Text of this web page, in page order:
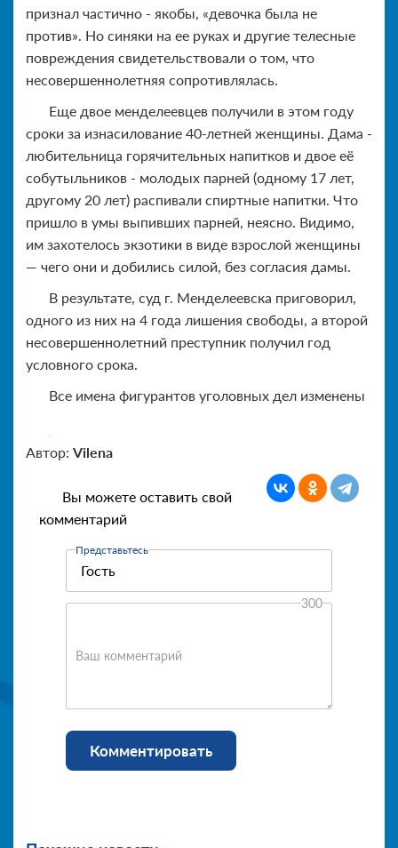
признал частично - якобы, «девочка была не
против». Но синяки на ее руках и другие телесные
повреждения свидетельствовали о том, что
несовершеннолетняя сопротивлялась.
Еще двое менделеевцев получили в этом году
сроки за изнасилование 40-летней женщины. Дама -
любительница горячительных напитков и двое её
собутыльников - молодых парней (одному 17 лет,
другому 20 лет) распивали спиртные напитки. Что
пришло в умы выпивших парней, неясно. Видимо,
им захотелось экзотики в виде взрослой женщины
— чего они и добились силой, без согласия дамы.
В результате, суд г. Менделеевска приговорил,
одного из них на 4 года лишения свободы, а второй
несовершеннолетний преступник получил год
условного срока.
Все имена фигурантов уголовных дел изменены
Автор: Vilena
Вы можете оставить свой
комментарий
Представьтесь
Ваш комментарий
300
Комментировать